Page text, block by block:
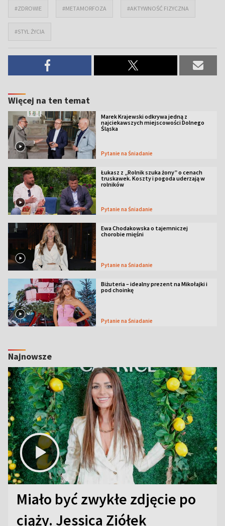
#ZDROWIE #METAMORFOZA #AKTYWNOŚĆ FIZYCZNA
#STYL ŻYCIA
Więcej na ten temat
Marek Krajewski odkrywa jedną z
najciekawszych miejscowości Dolnego
Śląska
Pytanie na Śniadanie
Łukasz z „Rolnik szuka żony” o cenach
truskawek. Koszty i pogoda uderzają w
rolników
Pytanie na Śniadanie
Ewa Chodakowska o tajemniczej
chorobie mięśni
Pytanie na Śniadanie
Biżuteria – idealny prezent na Mikołajki i
pod choinkę
Pytanie na Śniadanie
Najnowsze
Miało być zwykłe zdjęcie po
ciąży. Jessica Ziółek